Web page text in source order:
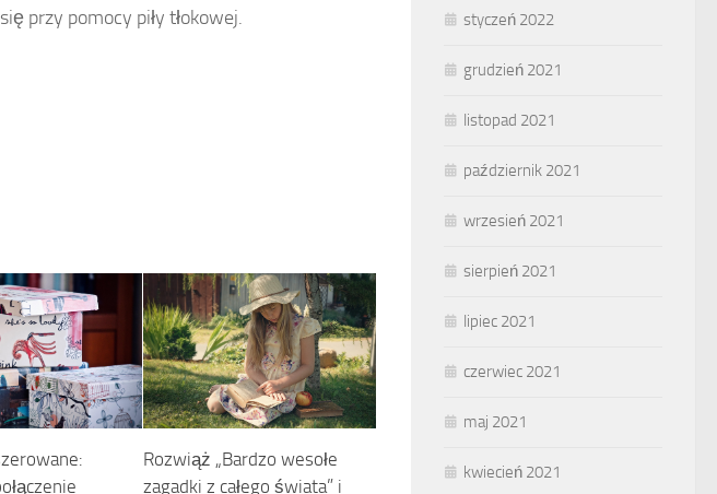
przy pomocy piły tłokowej.
Rozwiąż „Bardzo wesołe
zagadki z całego świata” i
styczeń 2022
grudzień 2021
listopad 2021
październik 2021
wrzesień 2021
sierpień 2021
lipiec 2021
czerwiec 2021
maj 2021
kwiecień 2021